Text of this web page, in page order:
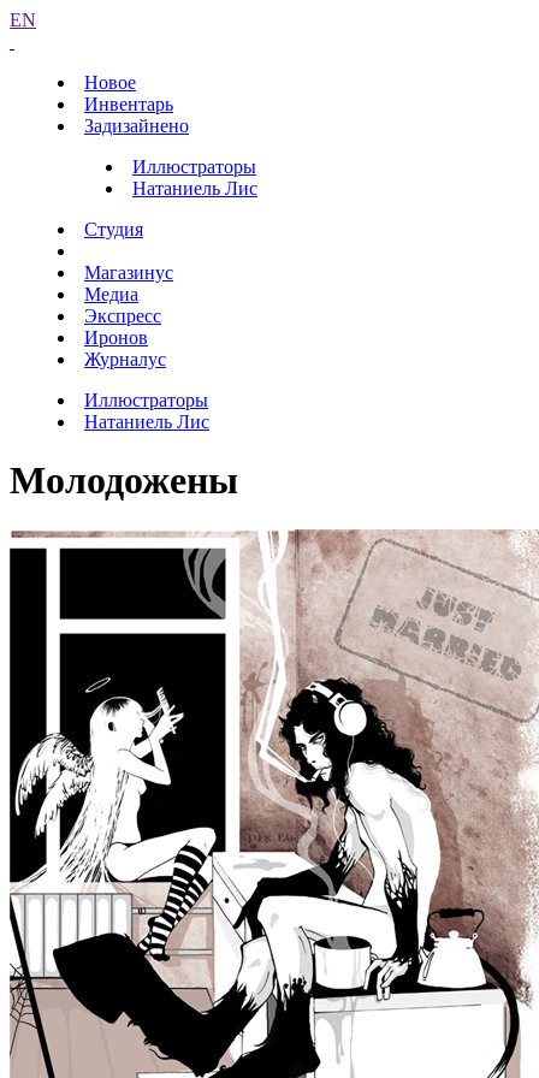
EN
Новое
Инвентарь
Задизайнено
Иллюстраторы
Натаниель Лис
Студия
Магазинус
Медиа
Экспресс
Иронов
Журналус
Иллюстраторы
Натаниель Лис
Молодожены